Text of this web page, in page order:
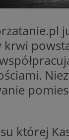
krwi
której
SessID
MvSessID